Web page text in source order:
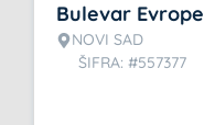
Bulevar Evrope
NOVI SAD
ŠIFRA: #557377